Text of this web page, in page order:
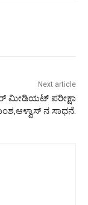
Next article
ಮೀಡಿಯಟ್ ಪರೀಕ್ಷಾ
ನ ಸಾಧನೆ.